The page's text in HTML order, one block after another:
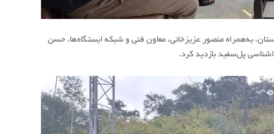
به‌همراه منصور عزیزخانی، معاون فنی و شبکه ایستگاه‌ها، حسن
پل‌سفید بازدید کرد.